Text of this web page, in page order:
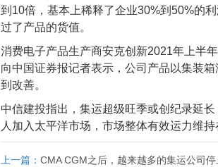
到10倍，基本上稀释了企业30%到50%的
过了产品的货值。
消费电子产品生产商安克创新2021年上半
向中国证券报记者表示，公司产品以集装
到改善。
中信建投指出，集运超级旺季或创纪录延
人加入太平洋市场，市场整体有效运力维
上一篇： CMA CGM之后，越来越多的集运公司